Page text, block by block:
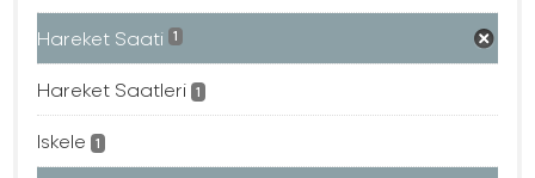
Hareket Saati 1
Hareket Saatleri 1
Iskele 1